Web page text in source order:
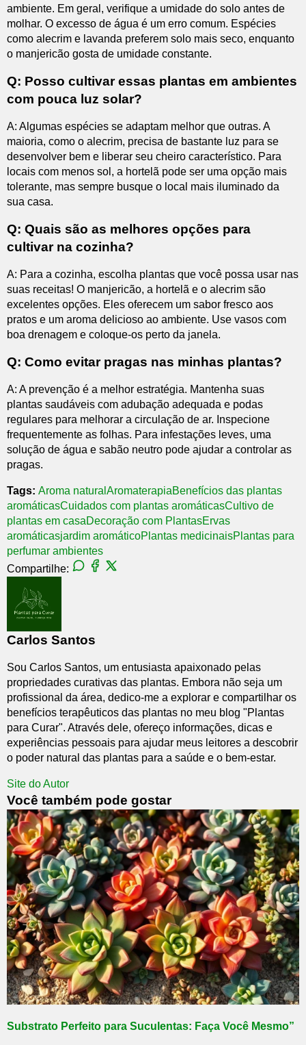
ambiente. Em geral, verifique a umidade do solo antes de
molhar. O excesso de água é um erro comum. Espécies
como alecrim e lavanda preferem solo mais seco, enquanto
o manjericão gosta de umidade constante.
Q: Posso cultivar essas plantas em ambientes
com pouca luz solar?
A: Algumas espécies se adaptam melhor que outras. A
maioria, como o alecrim, precisa de bastante luz para se
desenvolver bem e liberar seu cheiro característico. Para
locais com menos sol, a hortelã pode ser uma opção mais
tolerante, mas sempre busque o local mais iluminado da
sua casa.
Q: Quais são as melhores opções para
cultivar na cozinha?
A: Para a cozinha, escolha plantas que você possa usar nas
suas receitas! O manjericão, a hortelã e o alecrim são
excelentes opções. Eles oferecem um sabor fresco aos
pratos e um aroma delicioso ao ambiente. Use vasos com
boa drenagem e coloque-os perto da janela.
Q: Como evitar pragas nas minhas plantas?
A: A prevenção é a melhor estratégia. Mantenha suas
plantas saudáveis com adubação adequada e podas
regulares para melhorar a circulação de ar. Inspecione
frequentemente as folhas. Para infestações leves, uma
solução de água e sabão neutro pode ajudar a controlar as
pragas.
Tags: Aroma natural AromaterapiaBenefícios das plantas
aromáticasCuidados com plantas aromáticasCultivo de
plantas em casaDecoração com PlantasErvas
aromáticasjardim aromáticoPlantas medicinaisPlantas para
perfumar ambientes
Compartilhe:
Carlos Santos
Sou Carlos Santos, um entusiasta apaixonado pelas
propriedades curativas das plantas. Embora não seja um
profissional da área, dedico-me a explorar e compartilhar os
benefícios terapêuticos das plantas no meu blog "Plantas
para Curar". Através dele, ofereço informações, dicas e
experiências pessoais para ajudar meus leitores a descobrir
o poder natural das plantas para a saúde e o bem-estar.
Site do Autor
Você também pode gostar
Substrato Perfeito para Suculentas: Faça Você Mesmo”